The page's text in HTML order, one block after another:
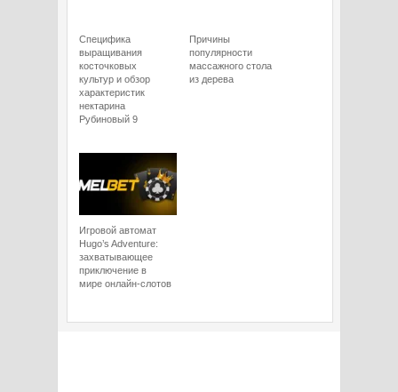
Специфика
выращивания
косточковых
культур и обзор
характеристик
нектарина
Рубиновый 9
Причины
популярности
массажного стола
из дерева
Игровой автомат
Hugo’s Adventure:
захватывающее
приключение в
мире онлайн-слотов